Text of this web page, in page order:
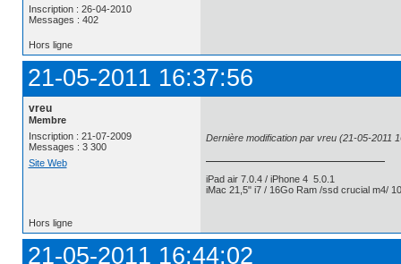
Inscription : 26-04-2010
Messages : 402
Hors ligne
21-05-2011 16:37:56
vreu
Membre
Inscription : 21-07-2009
Messages : 3 300
Site Web
Dernière modification par vreu (21-05-2011
iPad air 7.0.4 / iPhone 4 5.0.1
iMac 21,5" i7 / 16Go Ram /ssd crucial m4/
Hors ligne
21-05-2011 16:44:02